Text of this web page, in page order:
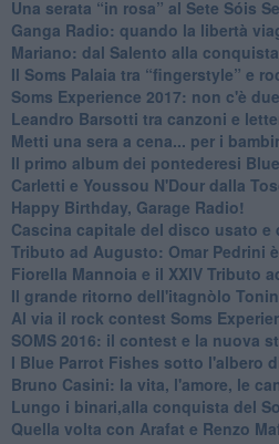
​Una serata “in rosa” al Sete Sóis
Ganga Radio: quando la libertà
Mariano: dal Salento alla
​Il Soms Palaia tra “fingerstyle” e
Soms Experience 2017: non c'è
​Leandro Barsotti tra canzoni e
​Metti una sera a cena... per i
​Il primo album dei pontederesi
Carletti e Youssou N'Dour dalla
Happy Birthday, Garage Radio!
​Cascina capitale del disco usato e
Tributo ad Augusto: Omar Pedrini
​Fiorella Mannoia e il XXIV Tributo
Il grande ritorno dell'itagnòlo
​Al via il rock contest Soms
​SOMS 2016: il contest e la nuova
I Blue Parrot Fishes sotto l'albero
Bruno Casini: la vita, l'amore, le
​Lungo i binari,alla conquista del
​Quella volta con Arafat e Renzo